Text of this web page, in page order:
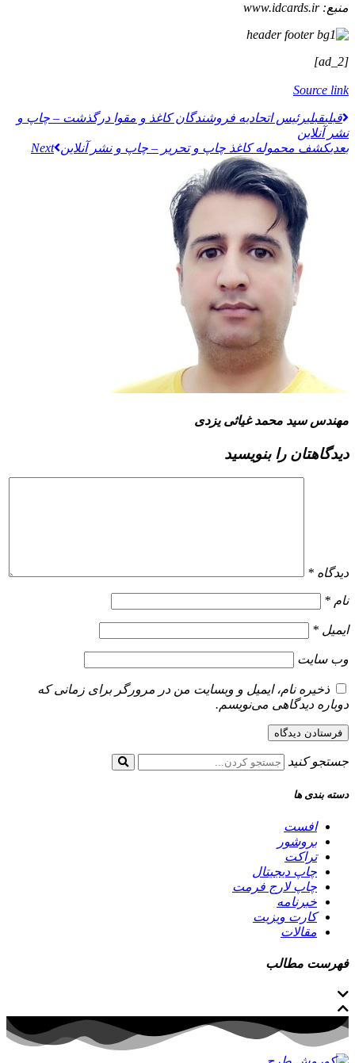
منبع:www.idcards.ir
[ad_2]
Source link
قبليقبلیرئیس اتحادیه فروشندگان کاغذ و مقوا درگذشت – چاپ و
نشر آنلاین
بعدیکشف محموله کاغذ چاپ و تحریر – چاپ و نشر آنلاین
مهندس سید محمد غیاثی یزدی
دیدگاهتان را بنویسید
دیدگاه *
نام *
ایمیل *
وب‌ سایت
ذخیره نام، ایمیل و وبسایت من در مرورگر برای زمانی که
دوباره دیدگاهی می‌نویسم.
جستجو کنید
دسته بندی ها
افست
بروشور
تراکت
چاپ دیجیتال
چاپ لارج فرمت
خبرنامه
کارت ویزیت
مقالات
فهرست مطالب